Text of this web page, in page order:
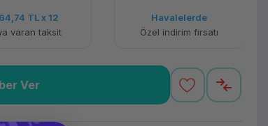
TLx 12
varan taksit
Havalelerde
Özel indirim fırsatı
Ver